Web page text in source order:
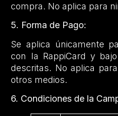
compra. No aplica para
5. Forma de Pago:
Se aplica únicamente
con la RappiCard y
descritas. No aplica
otros medios.
6. Condiciones de la